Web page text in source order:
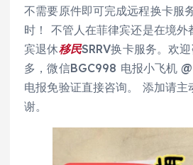
不需要原件即可完成远程换卡服
时！ 不管人在菲律宾还是在境外
宾退休移民SRRV换卡服务。欢
多，微信BGC998 电报小飞机
电报免验证直接咨询。 添加请主
谢。